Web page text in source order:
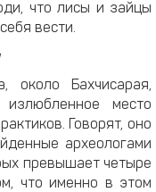
что лисы и зайцы
вести.
около Бахчисарая,
место
Говорят, оно
археологами
превышает четыре
что именно в этом